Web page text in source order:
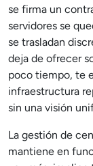
se firma un
servidores se
se trasladan
deja de ofrecer
poco tiempo, te
infraestructura
sin una visión
La gestión de
mantiene en